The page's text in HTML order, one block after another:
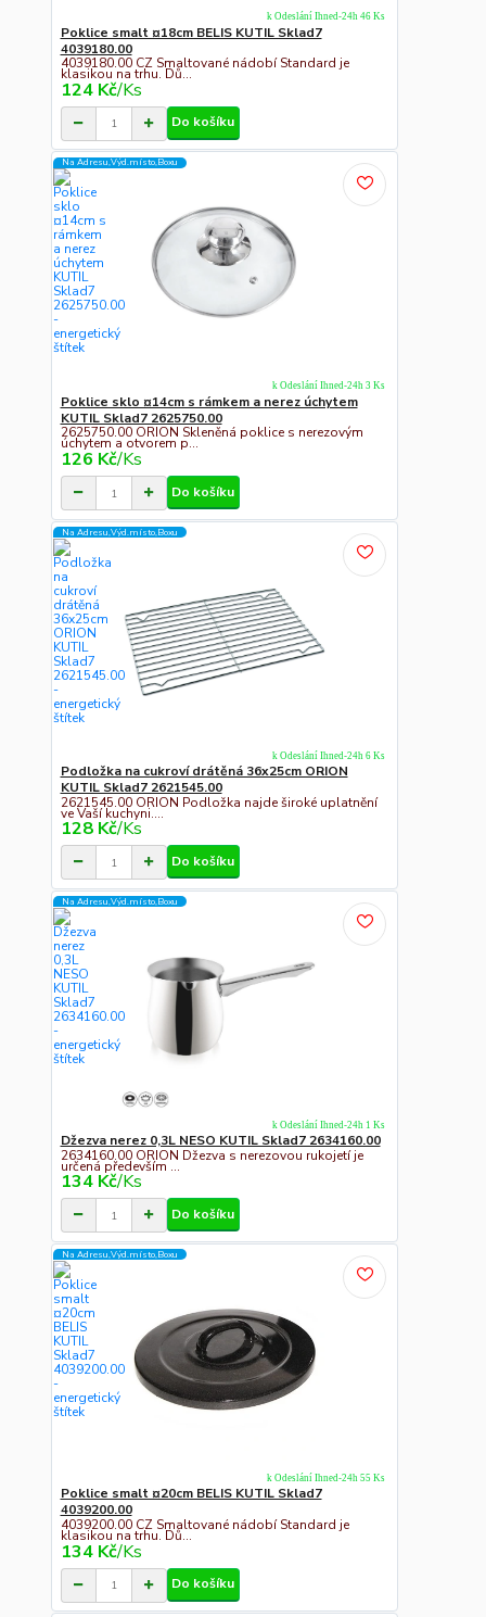
Poklice smalt ¤18cm BELIS KUTIL Sklad7
4039180.00
4039180.00 CZ Smaltované nádobí Standard je
klasikou na trhu. Dů...
124 Kč/Ks
k Odeslání Ihned-24h 46 Ks
Do košíku
Na Adresu,Výd.místo,Boxu
Poklice sklo ¤14cm s rámkem a nerez úchytem
KUTIL Sklad7 2625750.00
2625750.00 ORION Skleněná poklice s nerezovým
úchytem a otvorem p...
126 Kč/Ks
k Odeslání Ihned-24h 3 Ks
Do košíku
Na Adresu,Výd.místo,Boxu
Podložka na cukroví drátěná 36x25cm ORION
KUTIL Sklad7 2621545.00
2621545.00 ORION Podložka najde široké uplatnění
ve Vaší kuchyni....
128 Kč/Ks
k Odeslání Ihned-24h 6 Ks
Do košíku
Na Adresu,Výd.místo,Boxu
Džezva nerez 0,3L NESO KUTIL Sklad7 2634160.00
2634160.00 ORION Džezva s nerezovou rukojetí je
určená především ...
134 Kč/Ks
k Odeslání Ihned-24h 1 Ks
Do košíku
Na Adresu,Výd.místo,Boxu
Poklice smalt ¤20cm BELIS KUTIL Sklad7
4039200.00
4039200.00 CZ Smaltované nádobí Standard je
klasikou na trhu. Dů...
134 Kč/Ks
k Odeslání Ihned-24h 55 Ks
Do košíku